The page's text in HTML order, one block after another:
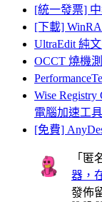
[統一發票]
[下載]
UltraEdit 純
OCCT 燒機
Wise
電腦加速工具
[免費]
「 匿
器，
發佈